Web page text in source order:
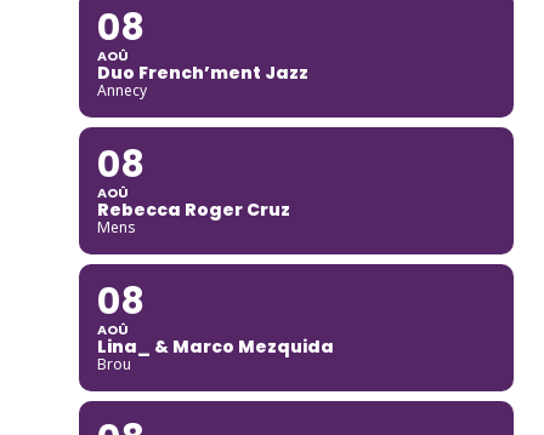
08
AOÛ
Duo French’ment Jazz
Annecy
08
AOÛ
Rebecca Roger Cruz
Mens
08
AOÛ
Lina_ & Marco Mezquida
Brou